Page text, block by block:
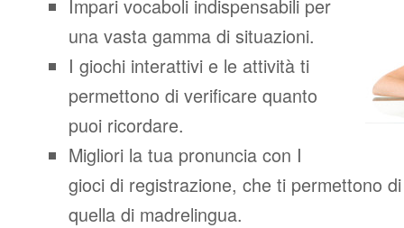
Impari vocaboli indispensabili per
una vasta gamma di situazioni.
I giochi interattivi e le attività ti
permettono di verificare quanto
puoi ricordare.
Migliori la tua pronuncia con I
gioci di registrazione, che ti permettono
quella di madrelingua.